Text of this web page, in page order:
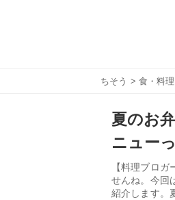
ちそう > 食・料理
夏のお
ニュー
【料理ブロ
せんね。今回
紹介します。